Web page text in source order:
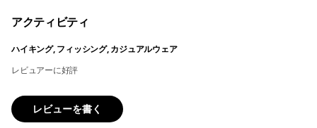
アクティビティ
ハイキング, フィッシング, カジュアルウェア
レビュアーに好評
レビューを書く